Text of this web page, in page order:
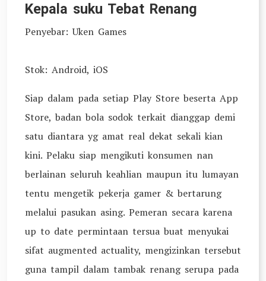
Kepala suku Tebat Renang
Penyebar: Uken Games
Stok: Android, iOS
Siap dalam pada setiap Play Store beserta App
Store, badan bola sodok terkait dianggap demi
satu diantara yg amat real dekat sekali kian
kini. Pelaku siap mengikuti konsumen nan
berlainan seluruh keahlian maupun itu lumayan
tentu mengetik pekerja gamer & bertarung
melalui pasukan asing. Pemeran secara karena
up to date permintaan tersua buat menyukai
sifat augmented actuality, mengizinkan tersebut
guna tampil dalam tambak renang serupa pada